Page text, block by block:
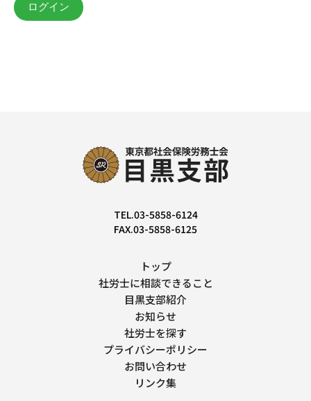
TEL.03-5858-6124
FAX.03-5858-6125
トップ
社労士に相談できること
目黒支部紹介
お知らせ
社労士を探す
プライバシーポリシー
お問い合わせ
リンク集